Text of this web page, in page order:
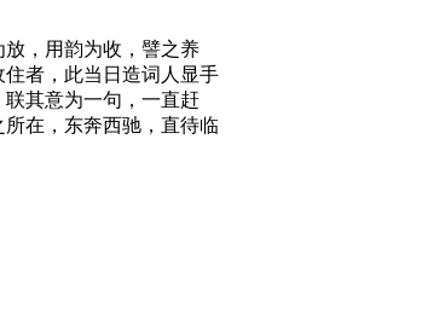
，用韵为收，譬之养
者，此当日造词人显手
其意为一句，一直赶
在，东奔西驰，直待临